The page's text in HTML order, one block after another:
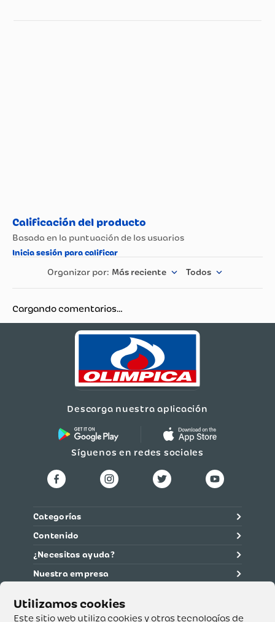
Este sitio web utiliza cookies y otras tecnologías de
Más reciente Todos
Cargando comentarios…
Descarga nuestra aplicación
Síguenos en redes sociales
Categorías
Contenido
¿Necesitas ayuda?
Nuestra empresa